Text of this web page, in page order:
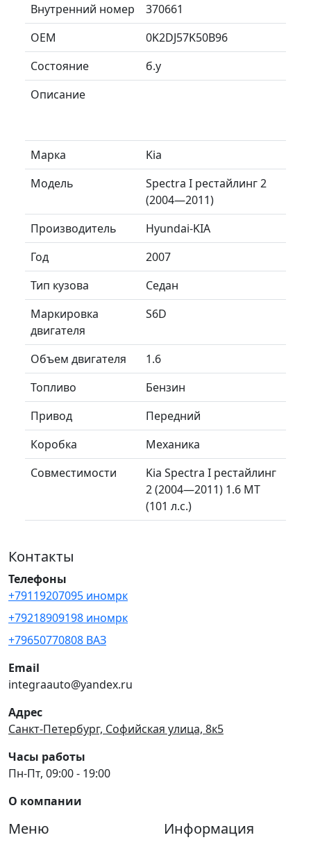
Внутренний номер
370661
ОЕМ
0K2DJ57K50B96
Состояние
б.у
Описание
Марка
Kia
Модель
Spectra I рестайлинг 2
(2004—2011)
Производитель
Hyundai-KIA
Год
2007
Тип кузова
Седан
Маркировка
двигателя
S6D
Объем двигателя
1.6
Топливо
Бензин
Привод
Передний
Коробка
Механика
Совместимости
Kia Spectra I рестайлинг
2 (2004—2011) 1.6 MT
(101 л.с.)
Контакты
Телефоны
+79119207095 иномрк
+79218909198 иномрк
+79650770808 ВАЗ
Email
integraauto@yandex.ru
Адрес
Санкт-Петербург, Софийская улица, 8к5
Часы работы
Пн-Пт, 09:00 - 19:00
О компании
Меню Информация